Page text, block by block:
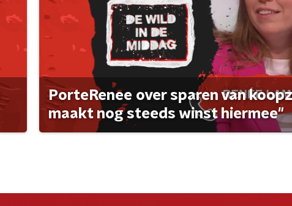
PorteRenee over sparen van
maakt nog steeds winst hiermee"